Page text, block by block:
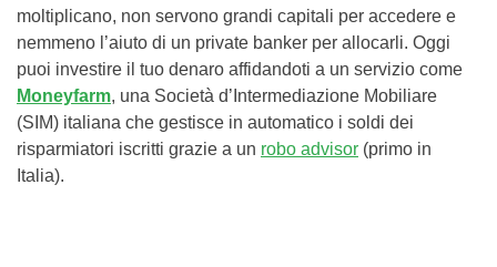
moltiplicano, non servono grandi capitali per accedere e
nemmeno l’aiuto di un private banker per allocarli. Oggi
puoi investire il tuo denaro affidandoti a un servizio come
Moneyfarm, una Società d’Intermediazione Mobiliare
(SIM) italiana che gestisce in automatico i soldi dei
risparmiatori iscritti grazie a un robo advisor (primo in
Italia).